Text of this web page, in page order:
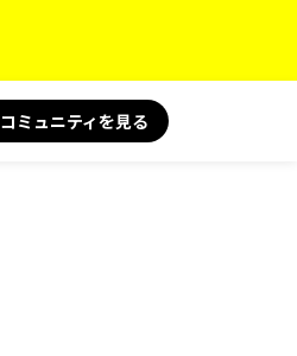
コミュニティを見る